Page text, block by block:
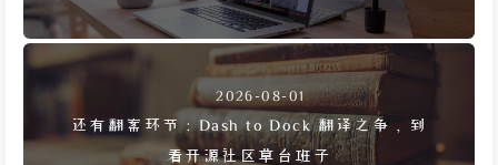
2026-08-01
还有翻案环节：Dash to Dock 翻译之争，到
看开源社区草台班子